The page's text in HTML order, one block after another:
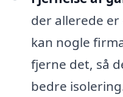
der allerede
kan nogle
fjerne det, så
bedre